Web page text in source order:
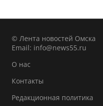
© Лента новостей Омска
Email: info@news55.ru
О нас
Контакты
Редакционная политика